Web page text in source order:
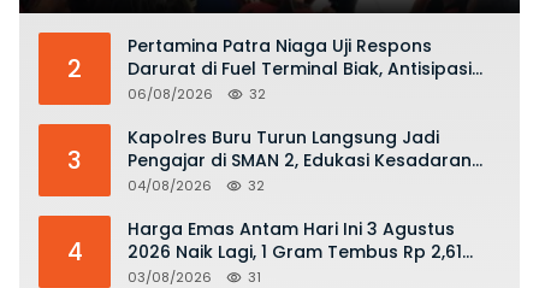
2
Pertamina Patra Niaga Uji Respons
Darurat di Fuel Terminal Biak, Antisipasi
Risiko Kebakaran dan Tumpahan BBM
06/08/2026 32
3
Kapolres Buru Turun Langsung Jadi
Pengajar di SMAN 2, Edukasi Kesadaran
Hukum dan Stop Kekerasan
04/08/2026 32
4
Harga Emas Antam Hari Ini 3 Agustus
2026 Naik Lagi, 1 Gram Tembus Rp 2,61
Juta
03/08/2026 31